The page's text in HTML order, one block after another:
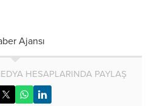
Ajansı
HESAPLARINDA PAYLAŞ